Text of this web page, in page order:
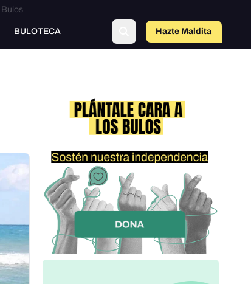
Bulos
BULOTECA Hazte Maldito